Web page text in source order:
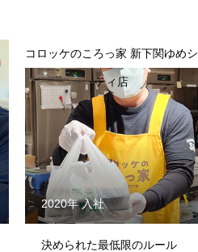
会社を知る
仕事を知る
コロッケのころっ家 新下関ゆめシ
ティ店
2020年 入社
決められた最低限のルール